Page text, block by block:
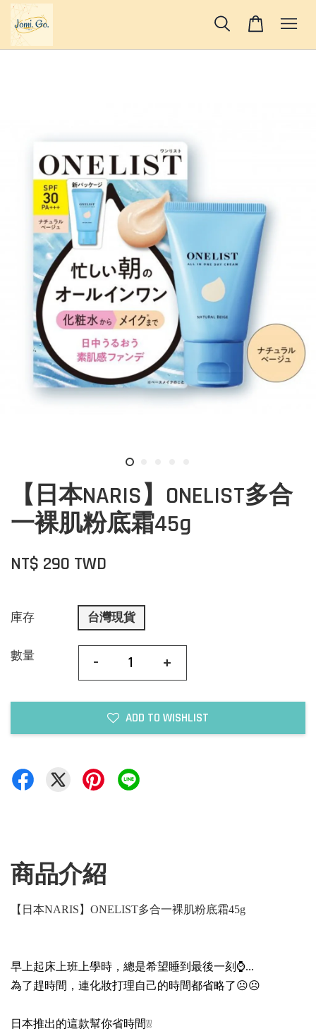
【日本NARIS】ONELIST多合
一裸肌粉底霜45g
NT$ 290 TWD
庫存 台灣現貨
數量 - +
ADD TO WISHLIST
商品介紹
【日本NARIS】ONELIST多合一裸肌粉底霜45g
早上起床上班上學時，總是希望睡到最後一刻⌚️...
為了趕時間，連化妝打理自己的時間都省略了☹️☹️
日本推出的這款幫你省時間❕❕